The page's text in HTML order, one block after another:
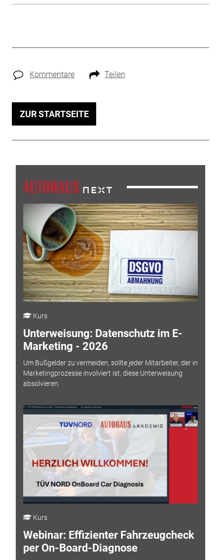
Kommentare Teilen
ZUR STARTSEITE
Kurs
Unterweisung: Datenschutz im E-
Marketing - 2026
Um Bußgelder zu vermeiden, sollte jeder Mitarbeiter, der in
Marketingprozesse involviert ist, diese Unterweisung
absolvieren.
Kurs
Webinar: Effizienter Fahrzeugcheck
per On-Board-Diagnose